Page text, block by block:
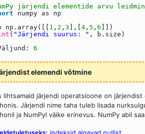
järjendi elementide arvu
numpy as np
np.array([[ 1 , 2 , 3 ],[ 4 , 5 , 6 ]])
( "Järjendi suurus: " , b.size)
6
elemendi võtmine
lihtsamaid järjendi operatsioone on
Järjendi nime taha tuleb lisada
ja NumPyl väike erinevus. NumPy abil